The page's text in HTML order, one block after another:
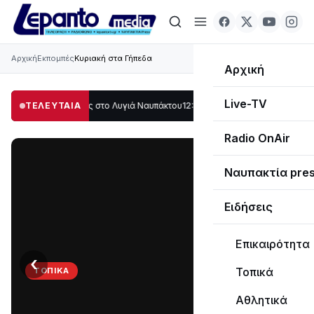
Αρχική
Live-TV
Radio OnAir
Ναυπακτία
Ειδήσεις
Επικαιρότητα
Τοπικά
Αθλητικά
ΑρχικήΕκπομπέςΚυριακή στα Γήπεδα
ΤΕΛΕΥΤΑΙΑ
μέρος στο Λυγιά Ναυπάκτου12:08 Σε τροχιά υλοποίησης η Παράκαμψη
ΤΟΠΙΚΆ
‹